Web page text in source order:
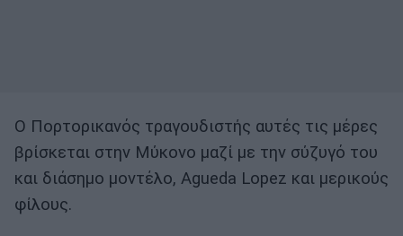
Ο Πορτορικανός τραγουδιστής αυτές τις μέρες
βρίσκεται στην Μύκονο μαζί με την σύζυγό του
και διάσημο μοντέλο, Agueda Lopez και μερικούς
φίλους.